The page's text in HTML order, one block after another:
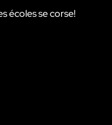
écoles se corse!